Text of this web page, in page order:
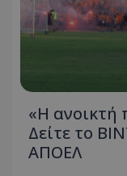
«Η ανοικτή
Δείτε το
ΑΠΟΕΛ